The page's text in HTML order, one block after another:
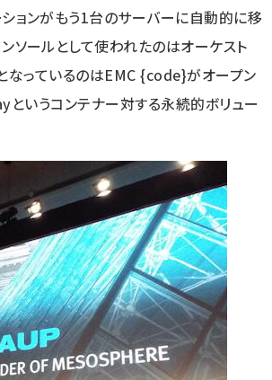
ョンがもう1台のサーバーに自動的に移
ソールとして使われたのはオーケスト
なっているのはEMC {code}がオープン
というコンテナー対する永続的ボリュー